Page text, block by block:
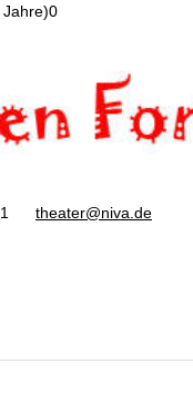
Jahre)0
theater@niva.de